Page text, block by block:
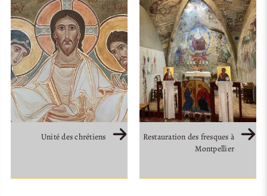
Unité des chrétiens
Restauration des fresques à
Montpellier